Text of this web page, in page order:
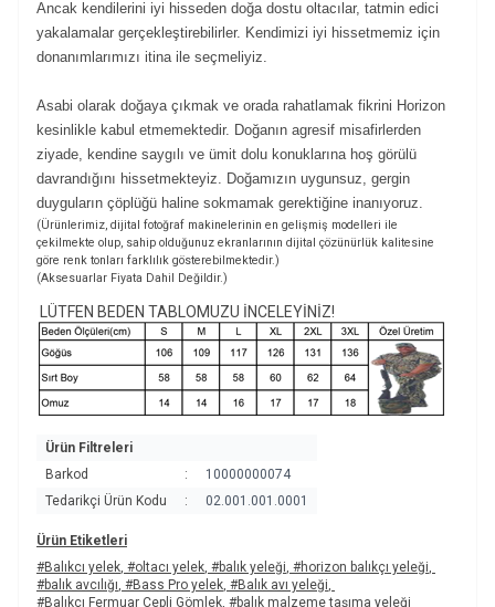
Ancak kendilerini iyi hisseden doğa dostu oltacılar, tatmin edici
yakalamalar gerçekleştirebilirler. Kendimizi iyi hissetmemiz için
donanımlarımızı itina ile seçmeliyiz.
Asabi olarak doğaya çıkmak ve orada rahatlamak fikrini Horizon
kesinlikle kabul etmemektedir. Doğanın agresif misafirlerden
ziyade, kendine saygılı ve ümit dolu konuklarına hoş görülü
davrandığını hissetmekteyiz. Doğamızın uygunsuz, gergin
duyguların çöplüğü haline sokmamak gerektiğine inanıyoruz.
(Ürünlerimiz, dijital fotoğraf makinelerinin en gelişmiş modelleri ile
çekilmekte olup, sahip olduğunuz ekranlarının dijital çözünürlük kalitesine
göre renk tonları farklılık gösterebilmektedir.)
(Aksesuarlar Fiyata Dahil Değildir.)
LÜTFEN BEDEN TABLOMUZU İNCELEYİNİZ!
Ürün Filtreleri
Barkod
:
10000000074
Tedarikçi Ürün Kodu
: 02.001.001.0001
Ürün Etiketleri
#Balıkcı yelek, #oltacı yelek, #balık yeleği, #horizon balıkçı yeleği,
#balık avcılığı, #Bass Pro yelek, #Balık avı yeleği,
#Balıkçı Fermuar Cepli Gömlek, #balık malzeme taşıma yeleği